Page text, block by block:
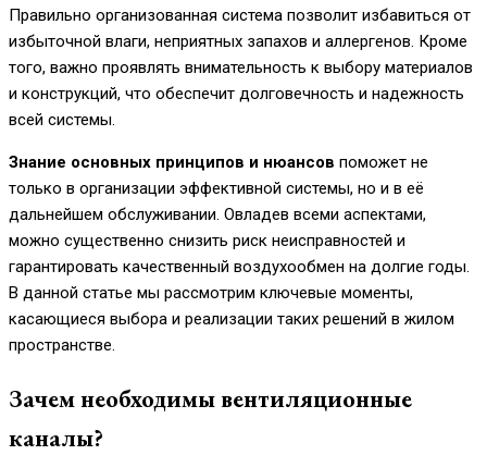
Правильно организованная система позволит избавиться от
избыточной влаги, неприятных запахов и аллергенов. Кроме
того, важно проявлять внимательность к выбору материалов
и конструкций, что обеспечит долговечность и надежность
всей системы.
Знание основных принципов и нюансов поможет не
только в организации эффективной системы, но и в её
дальнейшем обслуживании. Овладев всеми аспектами,
можно существенно снизить риск неисправностей и
гарантировать качественный воздухообмен на долгие годы.
В данной статье мы рассмотрим ключевые моменты,
касающиеся выбора и реализации таких решений в жилом
пространстве.
Зачем необходимы вентиляционные
каналы?